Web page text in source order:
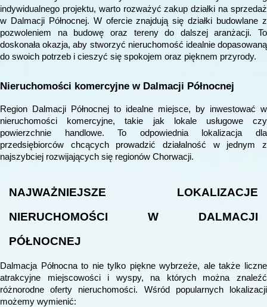
indywidualnego projektu, warto rozważyć zakup działki na sprzedaż
w Dalmacji Północnej. W ofercie znajdują się działki budowlane z
pozwoleniem na budowę oraz tereny do dalszej aranżacji. To
doskonała okazja, aby stworzyć nieruchomość idealnie dopasowaną
do swoich potrzeb i cieszyć się spokojem oraz pięknem przyrody.
Nieruchomości komercyjne w Dalmacji Północnej
Region Dalmacji Północnej to idealne miejsce, by inwestować w
nieruchomości komercyjne, takie jak lokale usługowe czy
powierzchnie handlowe. To odpowiednia lokalizacja dla
przedsiębiorców chcących prowadzić działalność w jednym z
najszybciej rozwijających się regionów Chorwacji.
NAJWAŻNIEJSZE LOKALIZACJE
NIERUCHOMOŚCI W DALMACJI
PÓŁNOCNEJ
Dalmacja Północna to nie tylko piękne wybrzeże, ale także liczne
atrakcyjne miejscowości i wyspy, na których można znaleźć
różnorodne oferty nieruchomości. Wśród popularnych lokalizacji
możemy wymienić: